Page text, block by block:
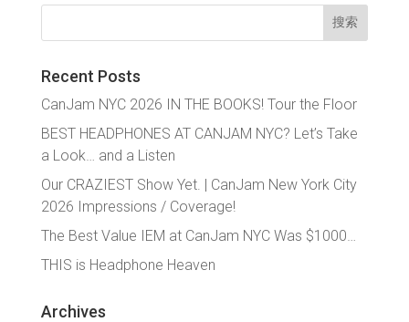
搜
Recent Posts
CanJam NYC 2026 IN THE BOOKS! Tour the Floor
BEST HEADPHONES AT CANJAM NYC? Let’s Take
a Look… and a Listen
Our CRAZIEST Show Yet. | CanJam New York City
2026 Impressions / Coverage!
The Best Value IEM at CanJam NYC Was $1000…
THIS is Headphone Heaven
Archives